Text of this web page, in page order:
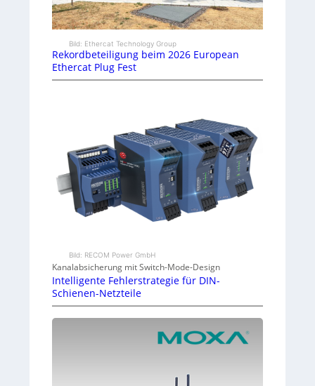
Bild: Ethercat Technology Group
Rekordbeteiligung beim 2026 European
Ethercat Plug Fest
Bild: RECOM Power GmbH
Kanalabsicherung mit Switch-Mode-Design
Intelligente Fehlerstrategie für DIN-
Schienen-Netzteile